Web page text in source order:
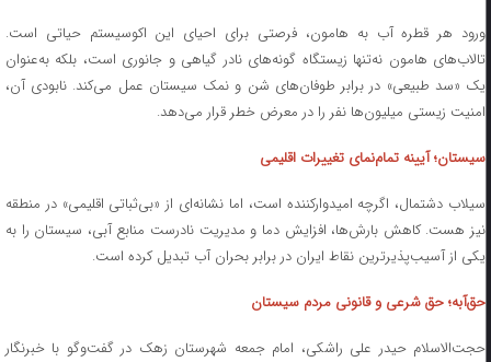
ورود هر قطره آب به هامون، فرصتی برای احیای این اکوسیستم حیاتی است.
تالاب‌های هامون نه‌تنها زیستگاه گونه‌های نادر گیاهی و جانوری است، بلکه به‌عنوان
یک «سد طبیعی» در برابر طوفان‌های شن و نمک سیستان عمل می‌کند. نابودی آن،
امنیت زیستی میلیون‌ها نفر را در معرض خطر قرار می‌دهد.
سیستان؛ آیینه تمام‌نمای تغییرات اقلیمی
سیلاب دشتمال، اگرچه امیدوارکننده است، اما نشانه‌ای از «بی‌ثباتی اقلیمی» در منطقه
نیز هست. کاهش بارش‌ها، افزایش دما و مدیریت نادرست منابع آبی، سیستان را به
یکی از آسیب‌پذیرترین نقاط ایران در برابر بحران آب تبدیل کرده است.
حق‌آبه؛ حق شرعی و قانونی مردم سیستان
حجت‌الاسلام حیدر علی راشکی، امام جمعه شهرستان زهک در گفت‌وگو با خبرنگار